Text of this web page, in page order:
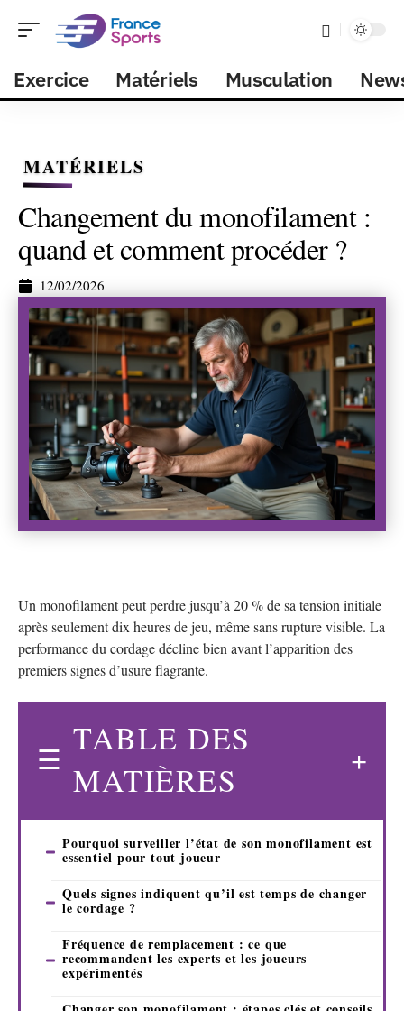
Exercice Matériels Musculation
MATÉRIELS
Changement du monofilament :
quand et comment procéder ?
12/02/2026
Un monofilament peut perdre jusqu’à 20 % de sa tension initiale
après seulement dix heures de jeu, même sans rupture visible. La
performance du cordage décline bien avant l’apparition des
premiers signes d’usure flagrante.
TABLE DES
MATIÈRES
Pourquoi surveiller l’état de son monofilament est
essentiel pour tout joueur
Quels signes indiquent qu’il est temps de changer
le cordage ?
Fréquence de remplacement : ce que
recommandent les experts et les joueurs
expérimentés